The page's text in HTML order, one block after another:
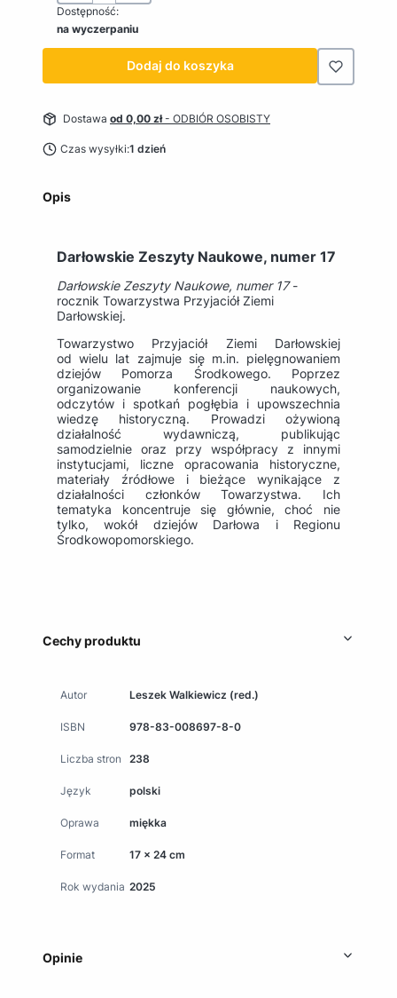
Dostępność:
na wyczerpaniu
Dodaj do koszyka
Dostawa od 0,00 zł- ODBIÓR OSOBISTY
Czas wysyłki:1 dzień
Opis
Darłowskie Zeszyty Naukowe, numer 17
Darłowskie Zeszyty Naukowe, numer 17-
rocznik Towarzystwa Przyjaciół Ziemi
Darłowskiej.
Towarzystwo Przyjaciół Ziemi Darłowskiej
od wielu lat zajmuje się m.in. pielęgnowaniem
dziejów Pomorza Środkowego. Poprzez
organizowanie konferencji naukowych,
odczytów i spotkań pogłębia i upowszechnia
wiedzę historyczną. Prowadzi ożywioną
działalność wydawniczą, publikując
samodzielnie oraz przy współpracy z innymi
instytucjami, liczne opracowania historyczne,
materiały źródłowe i bieżące wynikające z
działalności członków Towarzystwa. Ich
tematyka koncentruje się głównie, choć nie
tylko, wokół dziejów Darłowa i Regionu
Środkowopomorskiego.
Cechy produktu
Autor Leszek Walkiewicz (red.)
ISBN 978-83-008697-8-0
Liczba stron 238
Język polski
Oprawa miękka
Format 17 x 24 cm
Rok wydania 2025
Opinie